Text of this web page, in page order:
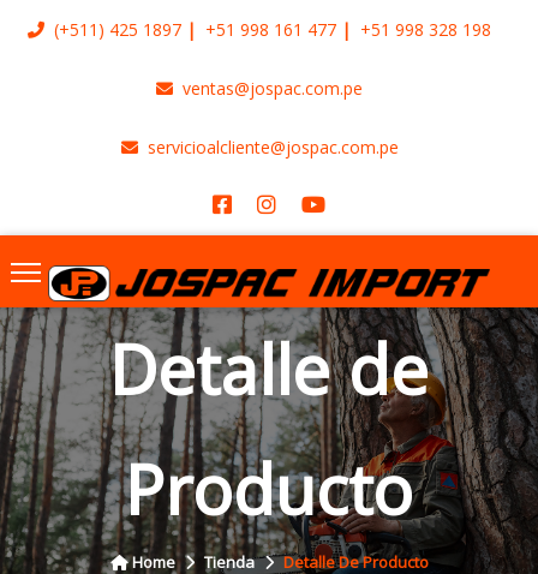
(+511) 425 1897 +51 998 161 477 +51 998 328 198
ventas@jospac.com.pe
servicioalcliente@jospac.com.pe
Detalle de
Producto
Home Tienda Detalle De Producto